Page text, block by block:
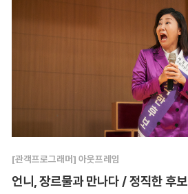
[관객프로그래머] 아웃프레임
언니, 장르물과 만나다 / 정직한 후보